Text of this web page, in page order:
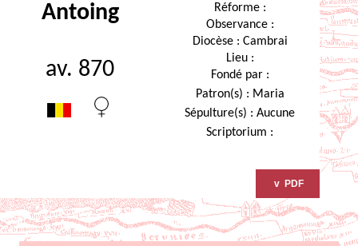
Antoing
av. 870
Réforme :
Observance :
Diocèse : Cambrai
Lieu :
Fondé par :
Patron(s) : Maria
Sépulture(s) : Aucune
Scriptorium :